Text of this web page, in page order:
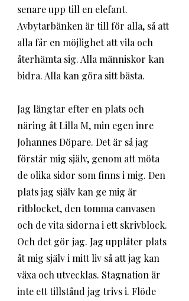
senare upp till en elefant.
Avbytarbänken är till för alla, så att
alla får en möjlighet att vila och
återhämta sig. Alla människor kan
bidra. Alla kan göra sitt bästa.
Jag längtar efter en plats och
näring åt Lilla M, min egen inre
Johannes Döpare. Det är så jag
förstår mig själv, genom att möta
de olika sidor som finns i mig. Den
plats jag själv kan ge mig är
ritblocket, den tomma canvasen
och de vita sidorna i ett skrivblock.
Och det gör jag. Jag upplåter plats
åt mig själv i mitt liv så att jag kan
växa och utvecklas. Stagnation är
inte ett tillstånd jag trivs i. Flöde